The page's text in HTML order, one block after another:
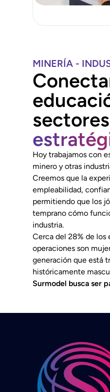
MINERÍA -
sectores
Hoy trabajamos con
minero y otras
Creemos que la
empleabilidad,
permitiendo que los
temprano cómo
industria.
Cerca del 28% de los
operaciones son
generación que está
históricamente
Surmodel busca ser